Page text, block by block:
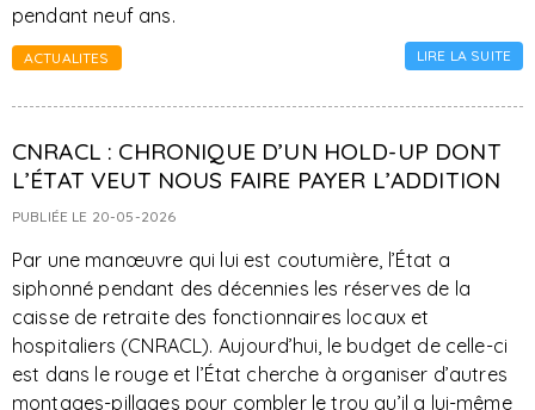
pendant neuf ans.
ACTUALITES LIRE LA SUITE
CNRACL : CHRONIQUE D’UN HOLD-UP DONT
L’ÉTAT VEUT NOUS FAIRE PAYER L’ADDITION
PUBLIÉE LE 20-05-2026
Par une manœuvre qui lui est coutumière, l’État a
siphonné pendant des décennies les réserves de la
caisse de retraite des fonctionnaires locaux et
hospitaliers (CNRACL). Aujourd’hui, le budget de celle-ci
est dans le rouge et l’État cherche à organiser d’autres
montages-pillages pour combler le trou qu’il a lui-même